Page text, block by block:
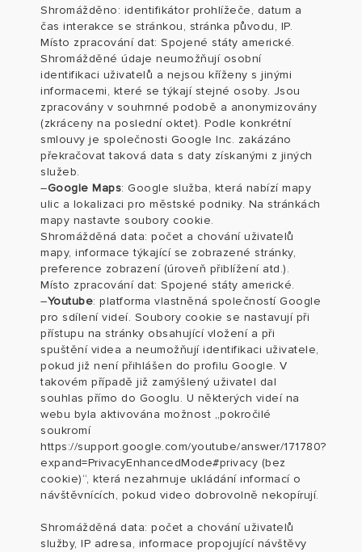
Shromážděno: identifikátor prohlížeče, datum a
čas interakce se stránkou, stránka původu, IP.
Místo zpracování dat: Spojené státy americké.
Shromážděné údaje neumožňují osobní
identifikaci uživatelů a nejsou kříženy s jinými
informacemi, které se týkají stejné osoby. Jsou
zpracovány v souhrnné podobě a anonymizovány
(zkráceny na poslední oktet). Podle konkrétní
smlouvy je společnosti Google Inc. zakázáno
překračovat taková data s daty získanými z jiných
služeb.
–Google Maps: Google služba, která nabízí mapy
ulic a lokalizaci pro městské podniky. Na stránkách
mapy nastavte soubory cookie.
Shromážděná data: počet a chování uživatelů
mapy, informace týkající se zobrazené stránky,
preference zobrazení (úroveň přiblížení atd.).
Místo zpracování dat: Spojené státy americké.
–Youtube: platforma vlastněná společností Google
pro sdílení videí. Soubory cookie se nastavují při
přístupu na stránky obsahující vložení a při
spuštění videa a neumožňují identifikaci uživatele,
pokud již není přihlášen do profilu Google. V
takovém případě již zamýšlený uživatel dal
souhlas přímo do Googlu. U některých videí na
webu byla aktivována možnost „pokročilé
soukromí
https://support.google.com/youtube/answer/171780?
expand=PrivacyEnhancedMode#privacy (bez
cookie)“, která nezahrnuje ukládání informací o
návštěvnících, pokud video dobrovolně nekopírují.
Shromážděná data: počet a chování uživatelů
služby, IP adresa, informace propojující návštěvy